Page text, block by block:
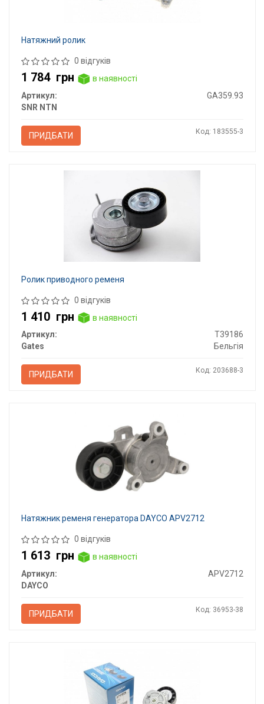
Натяжний ролик
0 відгуків
1 784 грн
в наявності
Артикул:
GA359.93
SNR NTN
ПРИДБАТИ Код: 183555-3
Ролик приводного ременя
0 відгуків
1 410 грн
в наявності
Артикул:
T39186
Gates
Бельгія
ПРИДБАТИ Код: 203688-3
Натяжник ременя генератора DAYCO APV2712
0 відгуків
1 613 грн
в наявності
Артикул:
APV2712
DAYCO
ПРИДБАТИ Код: 36953-38